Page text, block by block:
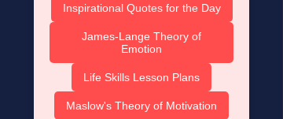
Inspirational Quotes for the Day
James-Lange Theory of
Emotion
Life Skills Lesson Plans
Maslow's Theory of Motivation